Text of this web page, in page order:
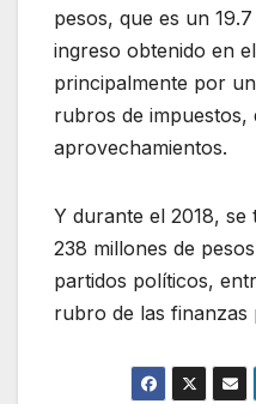
pesos, que es un
ingreso obtenido en
principalmente por
rubros de impuestos,
aprovechamientos.
Y durante el 2018,
238 millones de
partidos políticos,
rubro de las finanzas